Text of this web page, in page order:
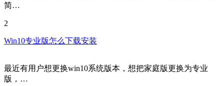
简…
2
Win10专业版怎么下载安装
最近有用户想更换win10系统版本，想把家庭版更换为专业
版，…